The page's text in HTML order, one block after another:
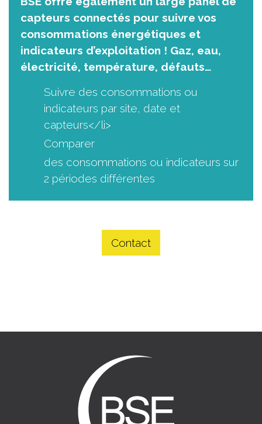
capteurs connectés pour suivre vos
consommations énergétiques et
indicateurs d’exploitation ! Gaz, eau,
électricité, température, défauts…
Suivre des consommations ou
indicateurs par site, date et
capteurs</li>
Comparer
des consommations ou indicateurs sur
2 périodes différentes
Contact